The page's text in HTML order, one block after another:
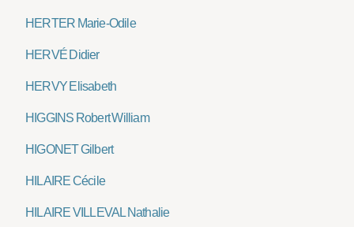
HERTER Marie-Odile
HERVÉ Didier
HERVY Elisabeth
HIGGINS Robert William
HIGONET Gilbert
HILAIRE Cécile
HILAIRE VILLEVAL Nathalie